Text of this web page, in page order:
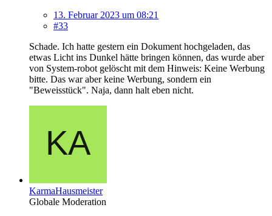
13. Februar 2023 um 08:21
#33
Schade. Ich hatte gestern ein Dokument hochgeladen, das
etwas Licht ins Dunkel hätte bringen können, das wurde aber
von System-robot gelöscht mit dem Hinweis: Keine Werbung
bitte. Das war aber keine Werbung, sondern ein
"Beweisstück". Naja, dann halt eben nicht.
KarmaHausmeister
Globale Moderation